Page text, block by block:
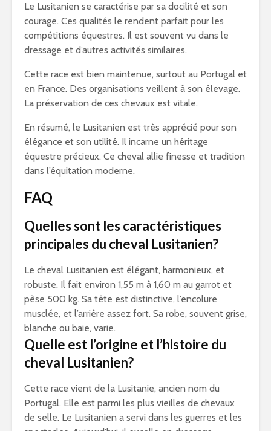
Le Lusitanien se caractérise par sa docilité et son
courage. Ces qualités le rendent parfait pour les
compétitions équestres. Il est souvent vu dans le
dressage et d’autres activités similaires.
Cette race est bien maintenue, surtout au Portugal et
en France. Des organisations veillent à son élevage.
La préservation de ces chevaux est vitale.
En résumé, le Lusitanien est très apprécié pour son
élégance et son utilité. Il incarne un héritage
équestre précieux. Ce cheval allie finesse et tradition
dans l’équitation moderne.
FAQ
Quelles sont les caractéristiques
principales du cheval Lusitanien?
Le cheval Lusitanien est élégant, harmonieux, et
robuste. Il fait environ 1,55 m à 1,60 m au garrot et
pèse 500 kg. Sa tête est distinctive, l’encolure
musclée, et l’arrière assez fort. Sa robe, souvent grise,
blanche ou baie, varie.
Quelle est l’origine et l’histoire du
cheval Lusitanien?
Cette race vient de la Lusitanie, ancien nom du
Portugal. Elle est parmi les plus vieilles de chevaux
de selle. Le Lusitanien a servi dans les guerres et les